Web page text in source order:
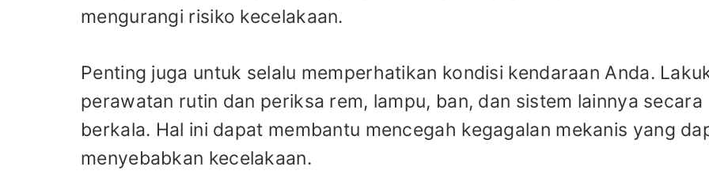
mengurangi risiko kecelakaan.
Penting juga untuk selalu memperhatikan kondisi kendaraan Anda.
perawatan rutin dan periksa rem, lampu, ban, dan sistem lainnya secara
berkala. Hal ini dapat membantu mencegah kegagalan mekanis yang
menyebabkan kecelakaan.